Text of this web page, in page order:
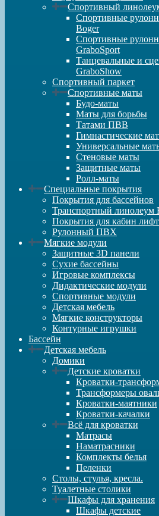
Спортивный
Спортивные
Boger
Спортивные
GraboSport
Танцевальные и
GraboShow
Спортивный паркет
Спортивные маты
Будо-маты
Маты для борьбы
Татами ПВВ
Гимнастические
Универсальные
Стеновые маты
Защитные маты
Ролл-маты
Специальные покрытия
Покрытия для бассейнов
Транспортный линолеум
Покрытия для кабин
Рулонный ПВХ
Мягкие модули
Защитные 3D панели
Сухие бассейны
Игровые комплексы
Дидактические модули
Спортивные модули
Детская мебель
Мягкие конструкторы
Контурные игрушки
Бассейн
Детская мебель
Домики
Детские кроватки
Кроватки-
Трансформеры
Кроватки-маятники
Кроватки-качалки
Всё для кроватки
Матрасы
Наматрасники
Комплекты белья
Пеленки
Столы, стулья, кресла.
Туалетные столики
Шкафы для хранения
Шкафы детские